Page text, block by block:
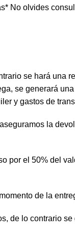
No olvides
se hará una
se generará
y gastos de
la
por el 50% del
de la
de lo contrario